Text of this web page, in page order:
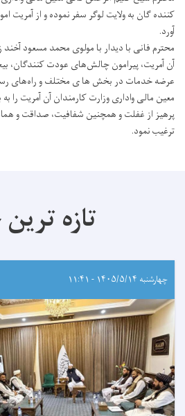
کننده گان به ولایت لوگر سفر نموده و از آمریت
آورد.
محترم فانی با دیدار با مولوی محمد مسعود آخند
آن آمریت، پیرامون چالش‌های عودت کنندگان،
عرضه خدمات در بخش ها ی مختلف و راه‌های
معین مالی واداری وزارت کارمندان آن آمریت را
پرهیز از غفلت و همچنین شفافیت، صداقت و
ترغیب نمود.
تازه
چهارشنبه ۱۴۰۵/۵/۱۴ - ۱۱:۴۱